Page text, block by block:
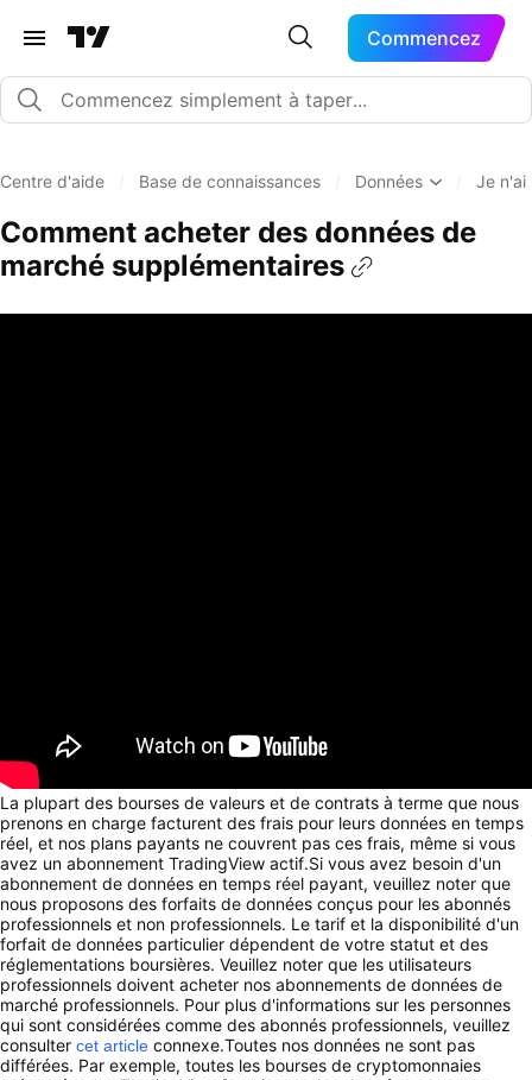
Commencez
Centre d'aide Base de connaissances Données Je n'ai
Comment acheter des données de
marché supplémentaires
La plupart des bourses de valeurs et de contrats à terme que nous
prenons en charge facturent des frais pour leurs données en temps
réel, et nos plans payants ne couvrent pas ces frais, même si vous
avez un abonnement TradingView actif.Si vous avez besoin d'un
abonnement de données en temps réel payant, veuillez noter que
nous proposons des forfaits de données conçus pour les abonnés
professionnels et non professionnels. Le tarif et la disponibilité d'un
forfait de données particulier dépendent de votre statut et des
réglementations boursières. Veuillez noter que les utilisateurs
professionnels doivent acheter nos abonnements de données de
marché professionnels. Pour plus d'informations sur les personnes
qui sont considérées comme des abonnés professionnels, veuillez
consulter cet article connexe.Toutes nos données ne sont pas
différées. Par exemple, toutes les bourses de cryptomonnaies